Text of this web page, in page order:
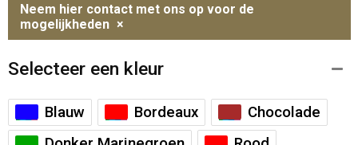
Neem hier contact met ons op voor de
mogelijkheden ×
Selecteer een kleur
Blauw Bordeaux
Chocolade